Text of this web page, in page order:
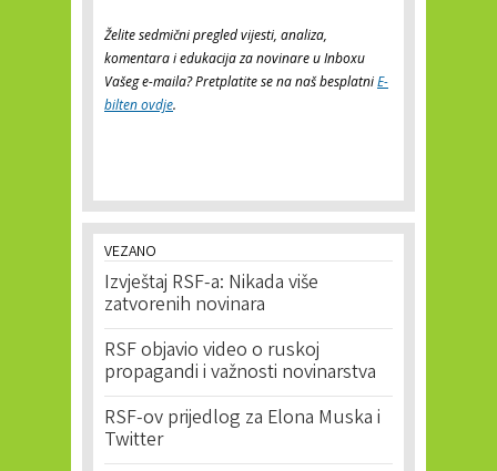
Želite sedmični pregled vijesti, analiza,
komentara i edukacija za novinare u Inboxu
Vašeg e-maila? Pretplatite se na naš besplatniE-
bilten ovdje.
VEZANO
Izvještaj RSF-a: Nikada više
zatvorenih novinara
RSF objavio video o ruskoj
propagandi i važnosti novinarstva
RSF-ov prijedlog za Elona Muska i
Twitter